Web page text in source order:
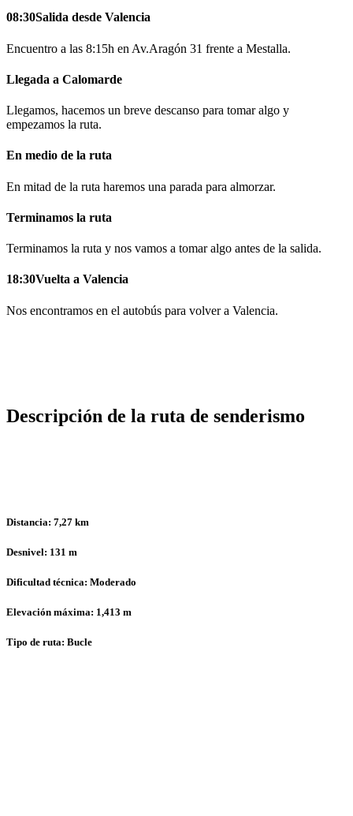
08:30Salida desde Valencia
Encuentro a las 8:15h en Av.Aragón 31 frente a Mestalla.
Llegada a Calomarde
Llegamos, hacemos un breve descanso para tomar algo y
empezamos la ruta.
En medio de la ruta
En mitad de la ruta haremos una parada para almorzar.
Terminamos la ruta
Terminamos la ruta y nos vamos a tomar algo antes de la salida.
18:30Vuelta a Valencia
Nos encontramos en el autobús para volver a Valencia.
Descripción de la ruta de senderismo
Distancia: 7,27 km
Desnivel: 131 m
Dificultad técnica: Moderado
Elevación máxima: 1,413 m
Tipo de ruta: Bucle